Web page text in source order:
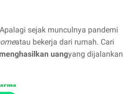
sejak munculnya pandemi
atau bekerja dari rumah. Cari
uangyang dijalankan